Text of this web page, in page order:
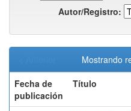
Autor/Registro:
Mostrando
Fecha de
publicación
Título